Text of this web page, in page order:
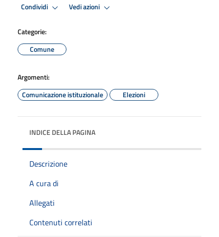
Condividi Vedi azioni
Categorie:
Comune
Argomenti:
Comunicazione istituzionale
Elezioni
INDICE DELLA PAGINA
Descrizione
A cura di
Allegati
Contenuti correlati